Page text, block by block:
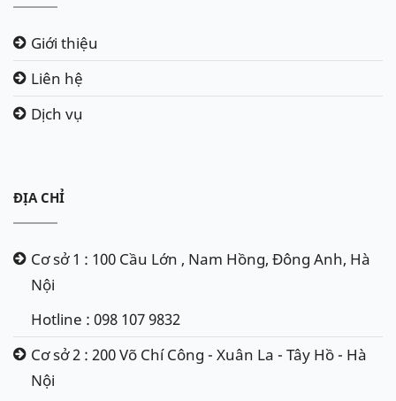
Giới thiệu
Liên hệ
Dịch vụ
ĐỊA CHỈ
Cơ sở 1 : 100 Cầu Lớn , Nam Hồng, Đông Anh, Hà
Nội
Hotline : 098 107 9832
Cơ sở 2 : 200 Võ Chí Công - Xuân La - Tây Hồ - Hà
Nội